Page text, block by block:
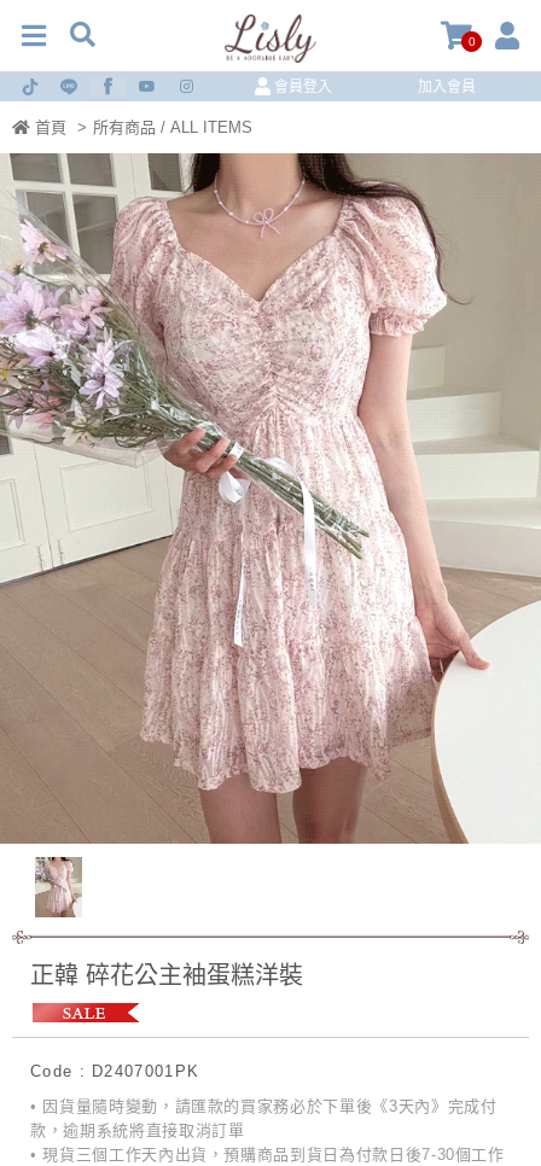
0
會員登入 加入會員
首頁 > 所有商品 / ALL ITEMS
正韓 碎花公主袖蛋糕洋裝
Code : D2407001PK
• 因貨量隨時變動，請匯款的買家務必於下單後《3天內》完成付
款，逾期系統將直接取消訂單
• 現貨三個工作天內出貨，預購商品到貨日為付款日後7-30個工作